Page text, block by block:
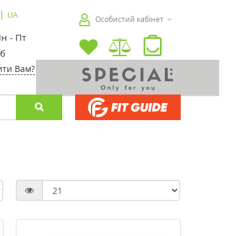
| UA
- Пт
Вам?
Особистий кабінет